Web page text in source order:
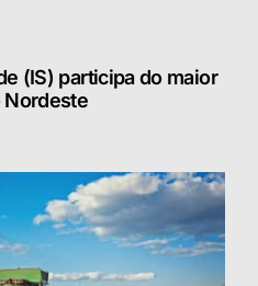
(IS) participa do maior
Nordeste